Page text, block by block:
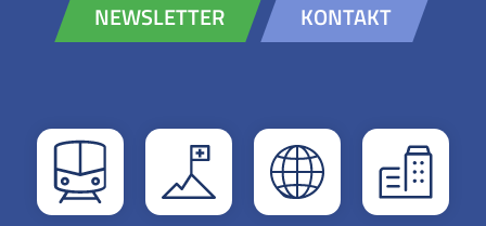
NEWSLETTER KONTAKT